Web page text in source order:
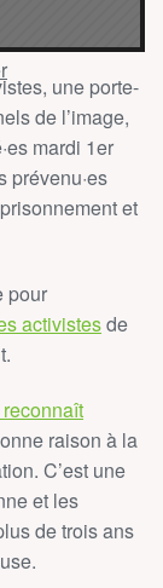
une porte-
de l’image,
mardi 1er
prévenu·es
et
pour
activistesde
raison à la
C’est une
et les
de trois ans